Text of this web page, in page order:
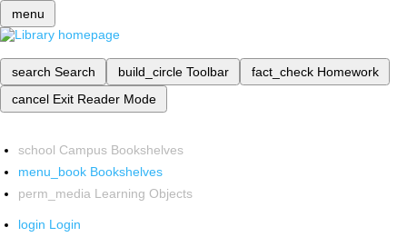
menu
search Search build_circle Toolbar fact_check Homework
cancel Exit Reader Mode
school Campus Bookshelves
menu_book Bookshelves
perm_media Learning Objects
login Login